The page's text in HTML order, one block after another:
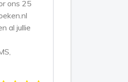
ons 25
al jullie